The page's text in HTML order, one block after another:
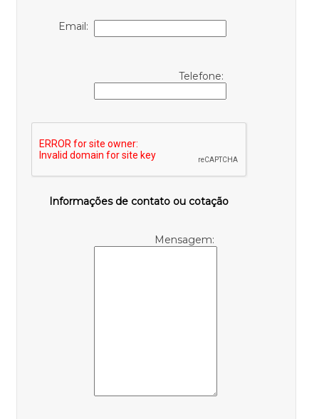
Email:
Telefone:
Informações de contato ou cotação
Mensagem: